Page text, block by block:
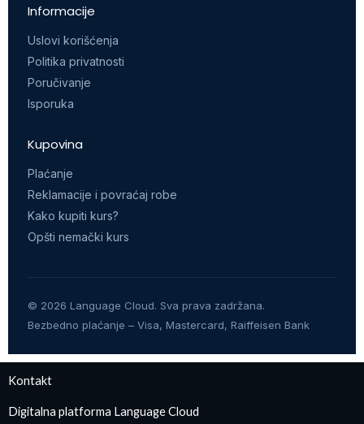
Informacije
Uslovi korišćenja
Politika privatnosti
Poručivanje
Isporuka
Kupovina
Plaćanje
Reklamacije i povraćaj robe
Kako kupiti kurs?
Opšti nemački kurs
© 2026 Language Cloud. Sva prava zadržana.
Bezbedno plaćanje – Visa, Mastercard, Raiffeisen Bank
Kontakt
Digitalna platforma Language Cloud